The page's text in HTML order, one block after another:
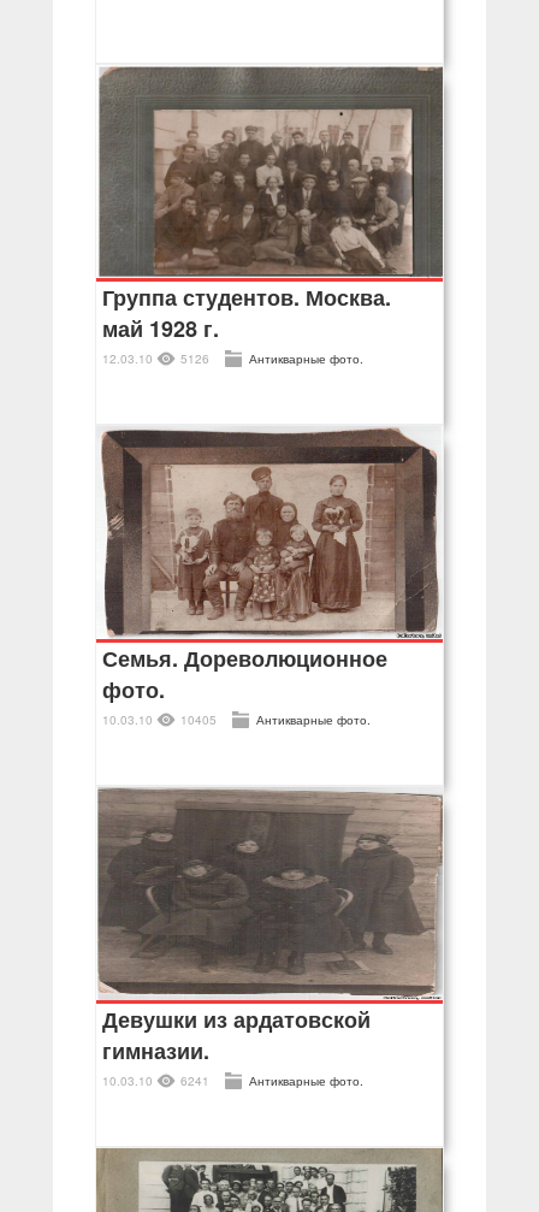
Группа студентов. Москва.
май 1928 г.
12.03.10 5126 Антикварные фото.
Семья. Дореволюционное
фото.
10.03.10 10405 Антикварные фото.
Девушки из ардатовской
гимназии.
10.03.10 6241 Антикварные фото.